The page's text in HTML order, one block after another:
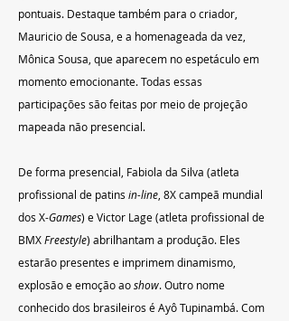
pontuais. Destaque também para o criador,
Mauricio de Sousa, e a homenageada da vez,
Mônica Sousa, que aparecem no espetáculo em
momento emocionante. Todas essas
participações são feitas por meio de projeção
mapeada não presencial.
De forma presencial, Fabiola da Silva (atleta
profissional de patins in-line, 8X campeã mundial
dos X-Games) e Victor Lage (atleta profissional de
BMX Freestyle) abrilhantam a produção. Eles
estarão presentes e imprimem dinamismo,
explosão e emoção ao show. Outro nome
conhecido dos brasileiros é Ayô Tupinambá. Com